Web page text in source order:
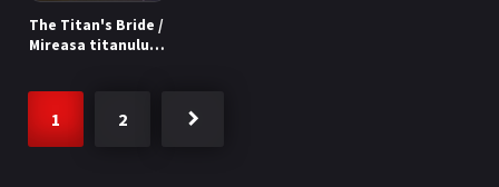
The Titan's Bride /
Mireasa titanului
1 2